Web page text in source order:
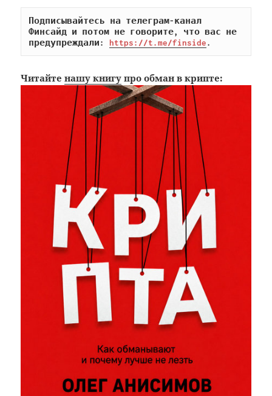
Подписывайтесь на телеграм-канал
Финсайд и потом не говорите, что вас не
предупреждали: https://t.me/finside.
Читайтенашу книгу про обман в крипте: